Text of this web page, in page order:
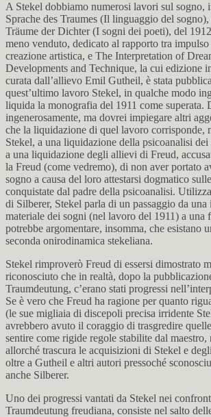
A Stekel dobbiamo numerosi lavori sul sogno,
Sprache des Traumes (Il linguaggio del
Träume der Dichter (I sogni dei poeti), del
meno venduto, dedicato al rapporto tra
creazione artistica, e The Interpretation of
Developments and Technique, la cui edizione
curata dall’allievo Emil Gutheil, è stata
quest’ultimo lavoro Stekel, in qualche modo
liquida la monografia del 1911 come superata.
ingenerosamente, ma dovrei impiegare altri
che la liquidazione di quel lavoro corrisponde,
Stekel, a una liquidazione della psicoanalisi
a una liquidazione degli allievi di Freud,
la Freud (come vedremo), di non aver portato
sogno a causa del loro attestarsi dogmatico
conquistate dal padre della psicoanalisi.
di Silberer, Stekel parla di un passaggio da una
materiale dei sogni (nel lavoro del 1911) a una
potrebbe argomentare, insomma, che esistano
seconda onirodinamica stekeliana.
Stekel rimproverò Freud di essersi dimostrato
riconosciuto che in realtà, dopo la
Traumdeutung, c’erano stati progressi
Se è vero che Freud ha ragione per quanto
(le sue migliaia di discepoli precisa irridente
avrebbero avuto il coraggio di trasgredire
sentire come rigide regole stabilite dal maestro,
allorché trascura le acquisizioni di Stekel e
oltre a Gutheil e altri autori pressoché
anche Silberer.
Uno dei progressi vantati da Stekel nei
Traumdeutung freudiana, consiste nel salto